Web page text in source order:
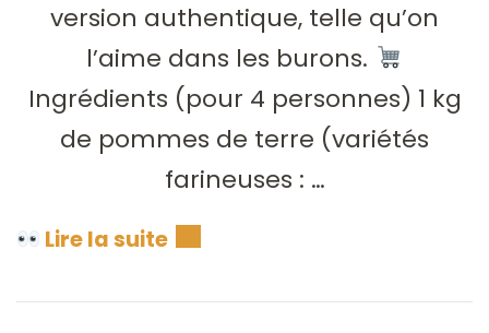
version authentique, telle qu’on
l’aime dans les burons.
Ingrédients (pour 4 personnes) 1 kg
de pommes de terre (variétés
farineuses : …
Lire la suite